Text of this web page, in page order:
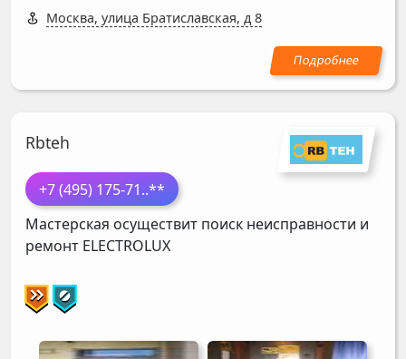
Москва, улица Братиславская, д 8
Rbteh
+7 (495) 175-71..**
Мастерская осуществит поиск неисправности и
ремонт ELECTROLUX